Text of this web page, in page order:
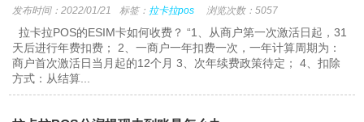
发布时间：2022/01/21 标签： 拉卡拉pos 浏览次数：5057
拉卡拉POS的ESIM卡如何收费？ “1、从商户第一次激活日起，31
天后进行年费扣费； 2、一商户一年扣费一次，一年计算周期为：
商户首次激活日当月起的12个月 3、次年续费政策待定； 4、扣除
方式：从结算...